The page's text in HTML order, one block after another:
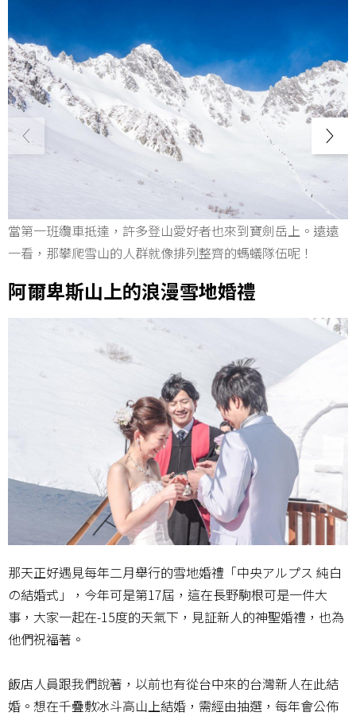
當第一班纜車抵達，許多登山愛好者也來到寶劍岳上。遠遠
一看，那攀爬雪山的人群就像排列整齊的螞蟻隊伍呢！
阿爾卑斯山上的浪漫雪地婚禮
那天正好遇見每年二月舉行的雪地婚禮「中央アルプス 純白
の結婚式」，今年可是第17屆，這在長野駒根可是一件大
事，大家一起在-15度的天氣下，見証新人的神聖婚禮，也為
他們祝福著。
飯店人員跟我們說著，以前也有從台中來的台灣新人在此結
婚。想在千疊敷冰斗高山上結婚，需經由抽選，每年會公佈